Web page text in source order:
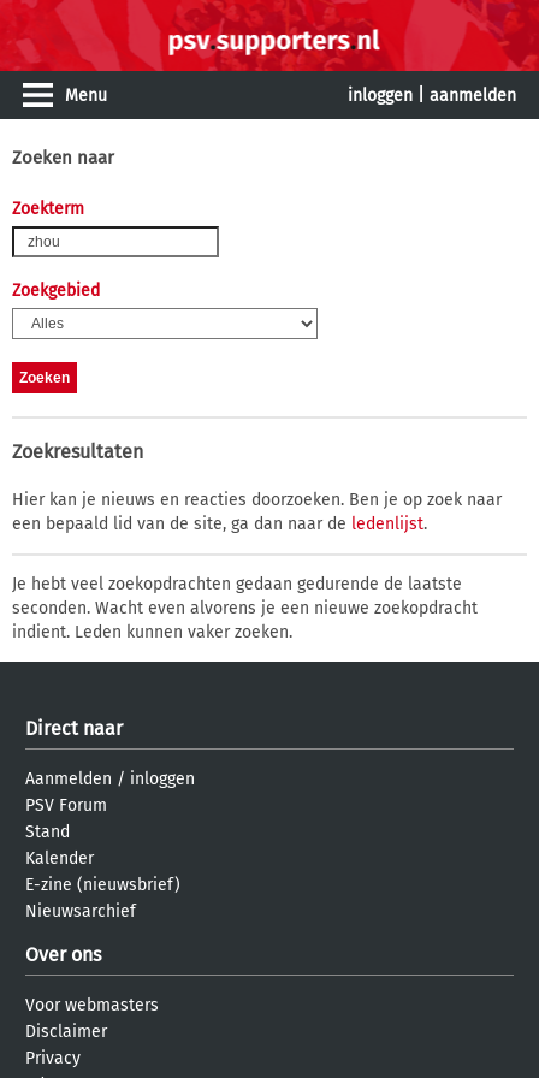
Menu inloggen aanmelden
Zoeken naar
Zoekterm
Zoekgebied
Zoekresultaten
Hier kan je nieuws en reacties doorzoeken. Ben je op zoek naar
een bepaald lid van de site, ga dan naar de ledenlijst.
Je hebt veel zoekopdrachten gedaan gedurende de laatste
seconden. Wacht even alvorens je een nieuwe zoekopdracht
indient. Leden kunnen vaker zoeken.
Direct naar
Aanmelden / inloggen
PSV Forum
Stand
Kalender
E-zine (nieuwsbrief)
Nieuwsarchief
Over ons
Voor webmasters
Disclaimer
Privacy